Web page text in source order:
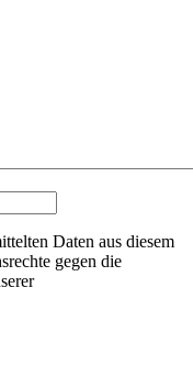
Daten aus diesem
gegen die